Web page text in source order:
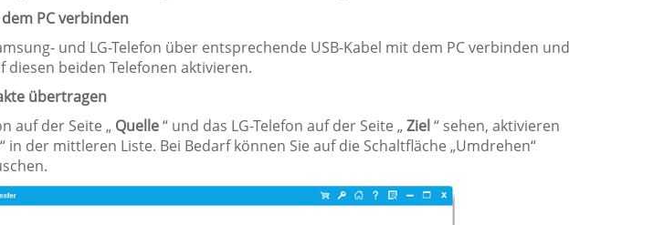
PC verbinden
und LG-Telefon über entsprechende USB-Kabel mit dem PC verbinden und
diesen beiden Telefonen aktivieren.
übertragen
auf der Seite „ Quelle“ und das LG-Telefon auf der Seite „Ziel “ sehen, aktivieren
“ in der mittleren Liste. Bei Bedarf können Sie auf die Schaltfläche „Umdrehen“